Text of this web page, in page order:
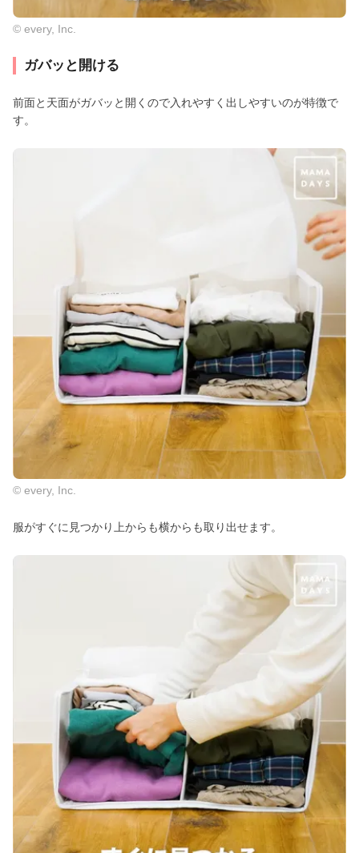
© every, Inc.
ガバッと開ける
前面と天面がガバッと開くので入れやすく出しやすいのが特徴で
す。
© every, Inc.
服がすぐに見つかり上からも横からも取り出せます。